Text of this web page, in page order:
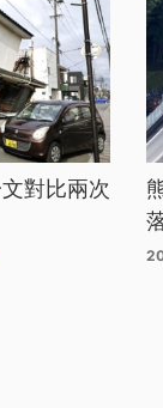
對比兩次